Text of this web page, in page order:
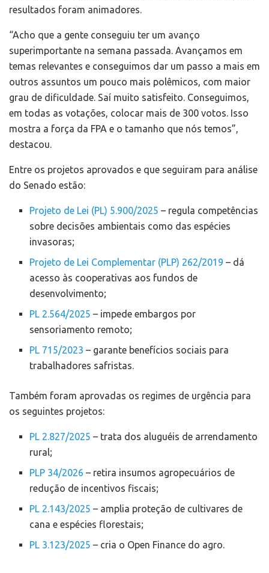
resultados foram animadores.
“Acho que a gente conseguiu ter um avanço
superimportante na semana passada. Avançamos em
temas relevantes e conseguimos dar um passo a mais em
outros assuntos um pouco mais polêmicos, com maior
grau de dificuldade. Saí muito satisfeito. Conseguimos,
em todas as votações, colocar mais de 300 votos. Isso
mostra a força da FPA e o tamanho que nós temos”,
destacou.
Entre os projetos aprovados e que seguiram para análise
do Senado estão:
Projeto de Lei (PL) 5.900/2025 – regula competências
sobre decisões ambientais como das espécies
invasoras;
Projeto de Lei Complementar (PLP) 262/2019 – dá
acesso às cooperativas aos fundos de
desenvolvimento;
PL 2.564/2025 – impede embargos por
sensoriamento remoto;
PL 715/2023 – garante benefícios sociais para
trabalhadores safristas.
Também foram aprovadas os regimes de urgência para
os seguintes projetos:
PL 2.827/2025 – trata dos aluguéis de arrendamento
rural;
PLP 34/2026 – retira insumos agropecuários de
redução de incentivos fiscais;
PL 2.143/2025 – amplia proteção de cultivares de
cana e espécies florestais;
PL 3.123/2025 – cria o Open Finance do agro.